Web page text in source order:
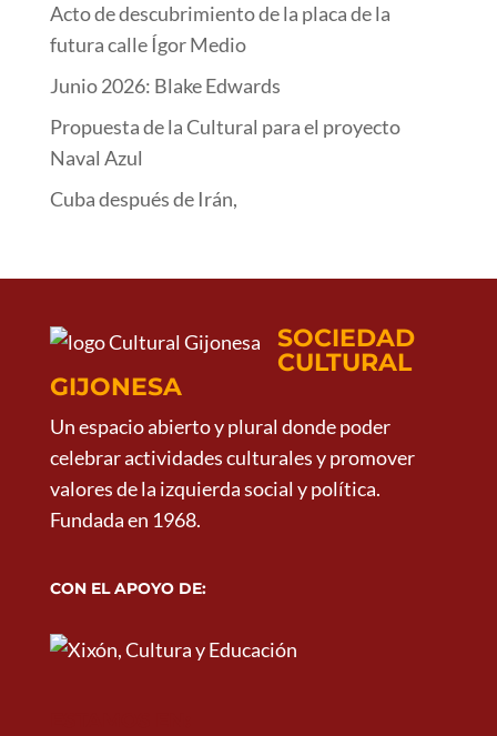
Acto de descubrimiento de la placa de la
futura calle Ígor Medio
Junio 2026: Blake Edwards
Propuesta de la Cultural para el proyecto
Naval Azul
Cuba después de Irán,
SOCIEDAD
CULTURAL
GIJONESA
Un espacio abierto y plural donde poder
celebrar actividades culturales y promover
valores de la izquierda social y política.
Fundada en 1968.
CON EL APOYO DE: